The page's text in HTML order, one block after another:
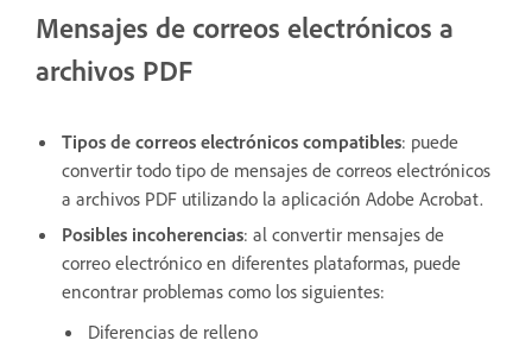
Mensajes de correos electrónicos a
archivos PDF
Tipos de correos electrónicos compatibles: puede
convertir todo tipo de mensajes de correos electrónicos
a archivos PDF utilizando la aplicación Adobe Acrobat.
Posibles incoherencias: al convertir mensajes de
correo electrónico en diferentes plataformas, puede
encontrar problemas como los siguientes:
Diferencias de relleno